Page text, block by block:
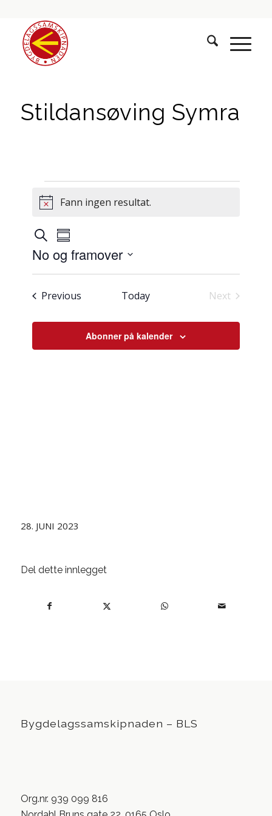
Stildansøving Symra
Hendingar
NoticeFann ingen resultat.
Hendingar
søk
og
visingsnavigasjon
Søk
Hending
visingsnavigasjon
Summary
No og framover
Select
date.
Previous HendingarToday
Next
Abonner på kalender
28. JUNI 2023
Del dette innlegget
Bygdelagssamskipnaden – BLS
Org.nr. 939 099 816